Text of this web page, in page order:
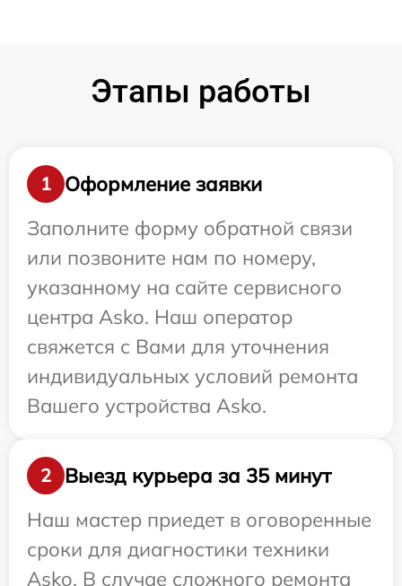
Этапы работы
1
Оформление заявки
Заполните форму обратной связи
или позвоните нам по номеру,
указанному на сайте сервисного
центра Asko. Наш оператор
свяжется с Вами для уточнения
индивидуальных условий ремонта
Вашего устройства Asko.
2
Выезд курьера за 35 минут
Наш мастер приедет в оговоренные
сроки для диагностики техники
Asko. В случае сложного ремонта